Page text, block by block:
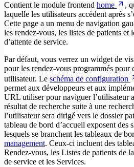
Contient le module frontend home
,
laquelle les utilisateurs accèdent après
Cette page a un menu de navigation
les rendez-vous, les listes de patients et
d’attente de service.
Par défaut, vous verrez un widget de
pour les rendez-vous programmés pour
utilisateur. Le schéma de configuration
permet aux développeurs et aux
URL utiliser pour naviguer l’utilisateur
résultat de recherche suite à une
l’utilisateur sera dirigé vers le dossier
tableau de bord d’accueil exposent des
lesquels se branchent les tableaux de
management. Ceux-ci incluent des
Rendez-vous, les Listes de patients de
de service et les Services.